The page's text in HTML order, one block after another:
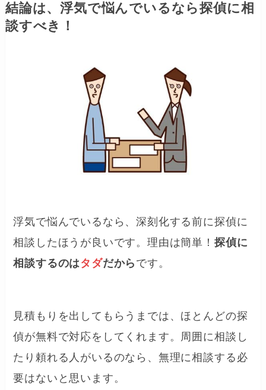
結論は、浮気で悩んでいるなら探偵に相
談すべき！
浮気で悩んでいるなら、深刻化する前に探偵に
相談したほうが良いです。理由は簡単！ 探偵に
相談するのはタダだから です。
見積もりを出してもらうまでは、ほとんどの探
偵が無料で対応をしてくれます。周囲に相談し
たり頼れる人がいるのなら、無理に相談する必
要はないと思います。